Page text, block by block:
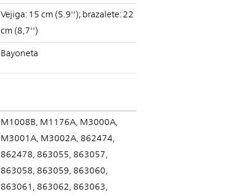
Vejiga: 15 cm (5.9''); brazalete: 22
cm (8,7'')
Bayoneta
M1008B, M1176A, M3000A,
M3001A, M3002A, 862474,
862478, 863055, 863057,
863058, 863059, 863060,
863061, 863062, 863063,